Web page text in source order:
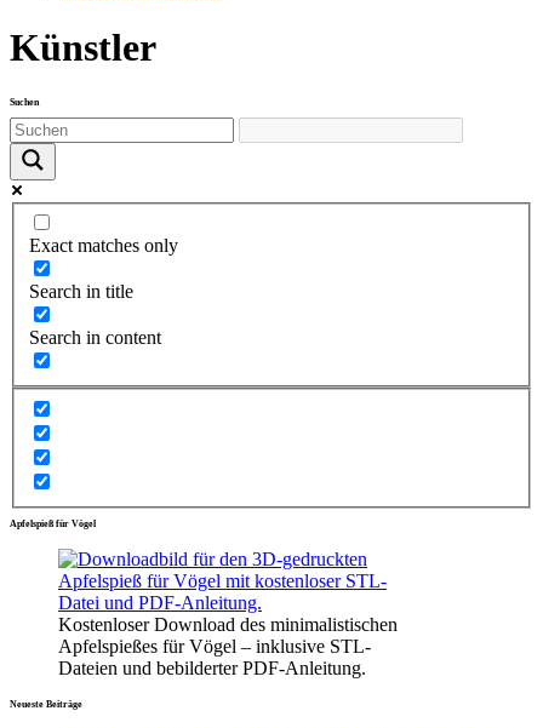
Künstler
Suchen
Exact matches only
Search in title
Search in content
Apfelspieß für Vögel
Kostenloser Download des minimalistischen
Apfelspießes für Vögel – inklusive STL-
Dateien und bebilderter PDF-Anleitung.
Neueste Beiträge